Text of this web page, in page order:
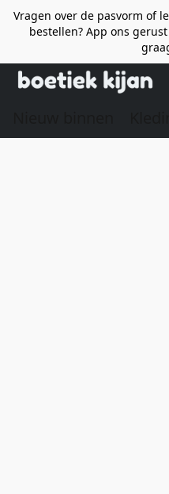
Vragen over de pasvorm of
bestellen? App ons